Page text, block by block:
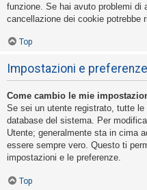
funzione. Se hai avuto problemi
cancellazione dei cookie potrebbe
Top
Impostazioni e
Come cambio le mie
Se sei un utente registrato, tutte
database del sistema. Per
Utente; generalmente sta in cima
essere sempre vero. Questo ti
impostazioni e le preferenze.
Top